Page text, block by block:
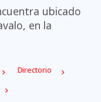
ubicado
en la
Directorio